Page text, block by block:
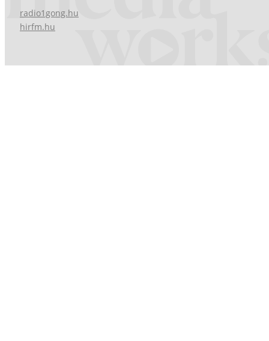
radio1gong.hu
hirfm.hu